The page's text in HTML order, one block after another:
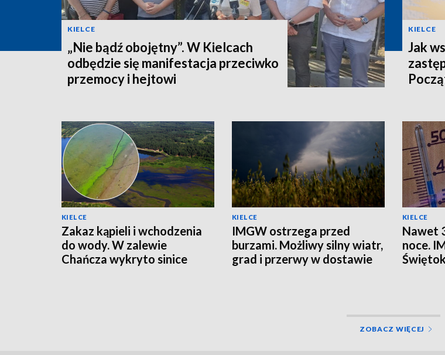
KIELCE
„Nie bądź obojętny”. W Kielcach
odbędzie się manifestacja przeciwko
przemocy i hejtowi
KIELCE
Jak
KIELCE
Zakaz kąpieli i wchodzenia
do wody. W zalewie
Chańcza wykryto sinice
KIELCE
IMGW ostrzega przed
burzami. Możliwy silny wiatr,
grad i przerwy w dostawie
KIELCE
Nawet
noce.
ZOBACZ WIĘCEJ